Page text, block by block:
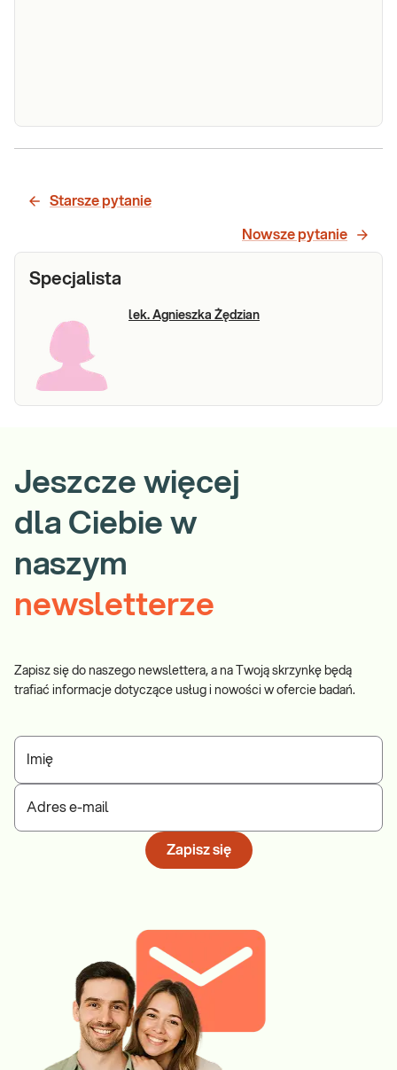
IgE sp. MP1 -
pleśni
IgE specyficzne MP1 - mieszanka pleśni.
specyficznych w stosunku do alergenów 5
Starsze pytanie
Nowsze pytanie
Specjalista
lek. Agnieszka Żędzian
Jeszcze więcej
dla Ciebie w
naszym
newsletterze
Zapisz się do naszego newslettera, a na Twoją skrzynkę będą
trafiać informacje dotyczące usług i nowości w ofercie badań.
Imię
Adres e-mail
Zapisz się